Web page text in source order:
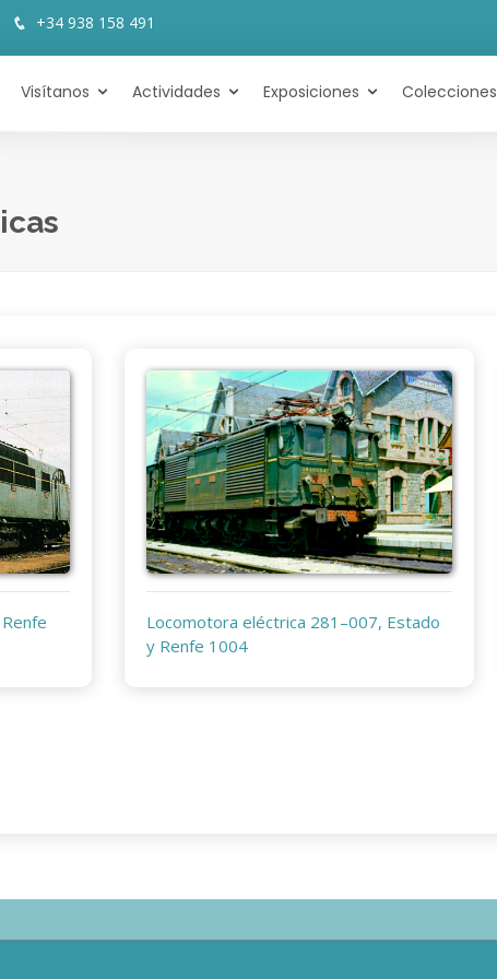
+34 938 158 491
Visítanos Actividades Exposiciones Colecciones
Locomotora eléctrica 281–007, Estado
y Renfe 1004